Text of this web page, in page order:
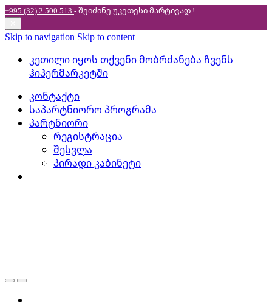
+995 (32) 2 500 513 - შეიძინე უკეთესიმარტივად !
Skip to navigation Skip to content
კეთილი იყოს თქვენი მობრძანება ჩვენს
ჰიპერმარკეტში
კონტაქტი
საპარტნიორო პროგრამა
პარტნიორი
რეგისტრაცია
შესვლა
პირადი კაბინეტი